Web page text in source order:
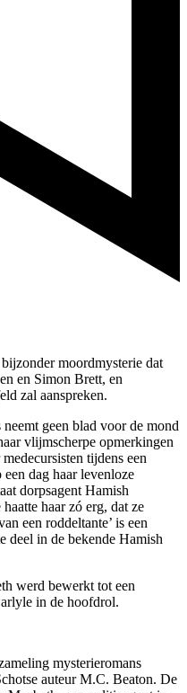
moordmysterie dat
en Simon Brett, en
zal aanspreken.
geen blad voor de mond
vlijmscherpe opmerkingen
tijdens een
dag haar levenloze
dorpsagent Hamish
haar zó erg, dat ze
een roddeltante’ is een
deel in de bekende Hamish
werd bewerkt tot een
in de hoofdrol.
mysterieromans
auteur M.C. Beaton. De